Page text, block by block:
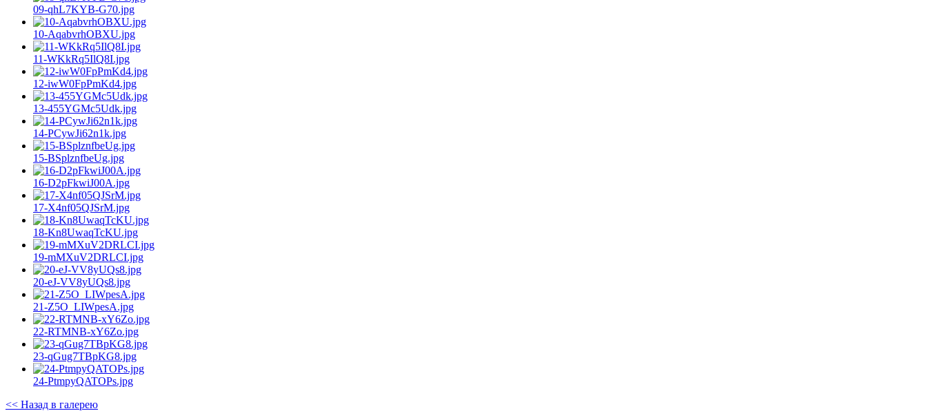
09-qhL7KYB-G70.jpg
10-AqabvrhOBXU.jpg
11-WKkRq5IlQ8I.jpg
12-iwW0FpPmKd4.jpg
13-455YGMc5Udk.jpg
14-PCywJi62n1k.jpg
15-BSplznfbeUg.jpg
16-D2pFkwiJ00A.jpg
17-X4nf05QJSrM.jpg
18-Kn8UwaqTcKU.jpg
19-mMXuV2DRLCI.jpg
20-eJ-VV8yUQs8.jpg
21-Z5O_LIWpesA.jpg
22-RTMNB-xY6Zo.jpg
23-qGug7TBpKG8.jpg
24-PtmpyQATOPs.jpg
<< Назад в галерею